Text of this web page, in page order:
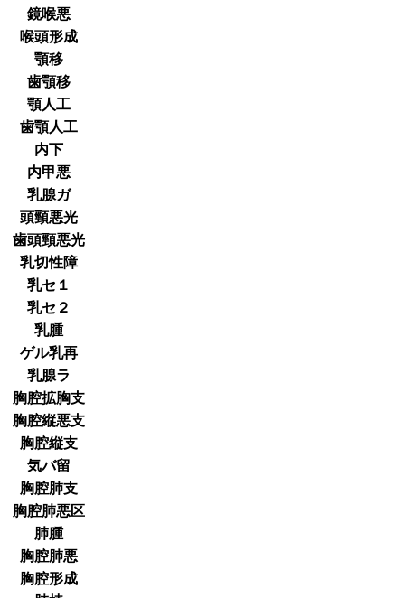
鏡喉悪
喉頭形成
顎移
歯顎移
顎人工
歯顎人工
内下
内甲悪
乳腺ガ
頭頸悪光
歯頭頸悪光
乳切性障
乳セ１
乳セ２
乳腫
ゲル乳再
乳腺ラ
胸腔拡胸支
胸腔縦悪支
胸腔縦支
気バ留
胸腔肺支
胸腔肺悪区
肺腫
胸腔肺悪
胸腔形成